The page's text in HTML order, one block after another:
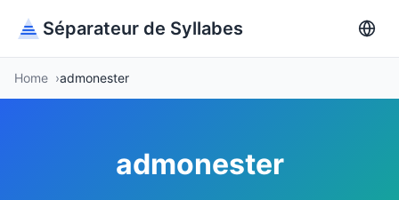
Séparateur de Syllabes
Home admonester
admonester